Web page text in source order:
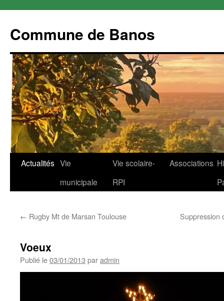
Commune de Banos
Aller
Actualités Vie
municipale
Vie scolaire-
RPI
Associations
← Rugby Mt de Marsan Toulouse Suppression
Voeux
Publié le03/01/2013 paradmin